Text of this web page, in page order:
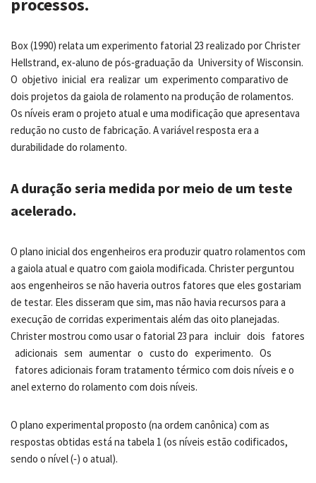
Box (1990) relata um experimento fatorial 23 realizado por Christer
Hellstrand, ex‐aluno de pós‐graduação da University of Wisconsin.
O objetivo inicial era realizar um experimento comparativo de
dois projetos da gaiola de rolamento na produção de rolamentos.
Os níveis eram o projeto atual e uma modificação que apresentava
redução no custo de fabricação. A variável resposta era a
durabilidade do rolamento.
A duração seria medida por meio de um teste
acelerado.
O plano inicial dos engenheiros era produzir quatro rolamentos com
a gaiola atual e quatro com gaiola modificada. Christer perguntou
aos engenheiros se não haveria outros fatores que eles gostariam
de testar. Eles disseram que sim, mas não havia recursos para a
execução de corridas experimentais além das oito planejadas.
Christer mostrou como usar o fatorial 23 para incluir dois fatores
adicionais sem aumentar o custo do experimento. Os
fatores adicionais foram tratamento térmico com dois níveis e o
anel externo do rolamento com dois níveis.
O plano experimental proposto (na ordem canônica) com as
respostas obtidas está na tabela 1 (os níveis estão codificados,
sendo o nível (‐) o atual).